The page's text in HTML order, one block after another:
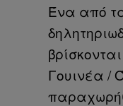
Ένα από
Γουινέα /